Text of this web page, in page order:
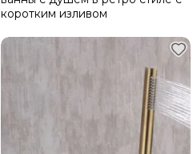
коротким изливом